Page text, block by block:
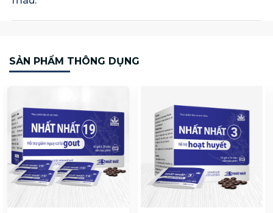
SẢN PHẨM THÔNG DỤNG